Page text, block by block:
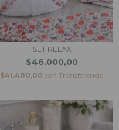
SET RELAX
$46.000,00
$41.400,00 con Transferencia